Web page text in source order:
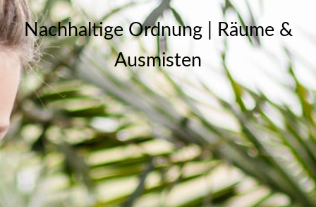
Nachhaltige Ordnung | Räume &
Ausmisten